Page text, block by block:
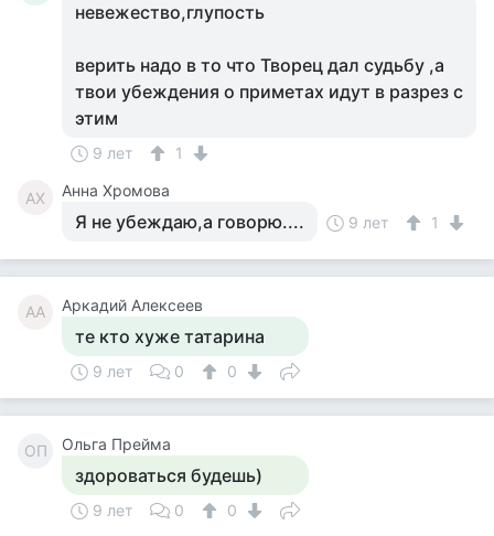
невежество,глупость
верить надо в то что Творец дал судьбу ,а
твои убеждения о приметах идут в разрез с
этим
9 лет 1
АХ Анна Хромова
Я не убеждаю,а говорю.... 9 лет 1
АА Аркадий Алексеев
те кто хуже татарина
9 лет 0 0
ОП Ольга Прейма
здороваться будешь)
9 лет 0 0